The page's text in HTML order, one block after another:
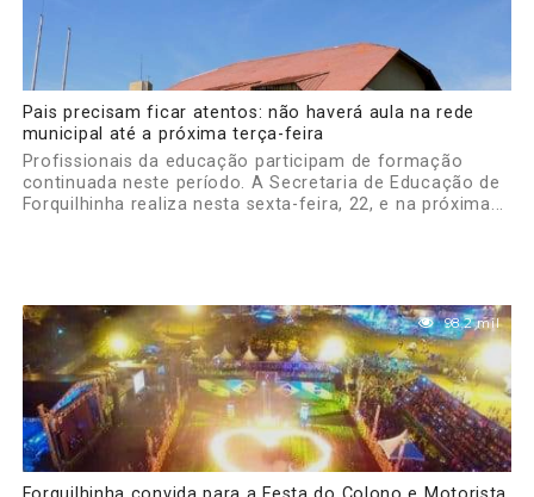
Pais precisam ficar atentos: não haverá aula na rede
municipal até a próxima terça-feira
Profissionais da educação participam de formação
continuada neste período. A Secretaria de Educação de
Forquilhinha realiza nesta sexta-feira, 22, e na próxima...
98.2 mil